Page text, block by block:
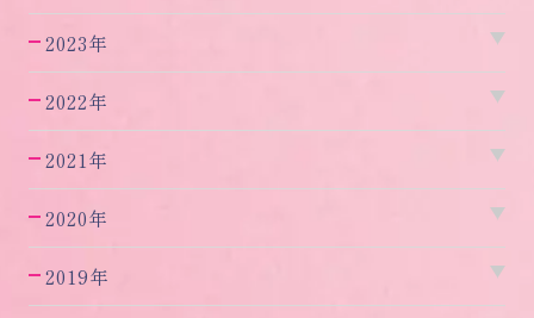
2023年
2022年
2021年
2020年
2019年